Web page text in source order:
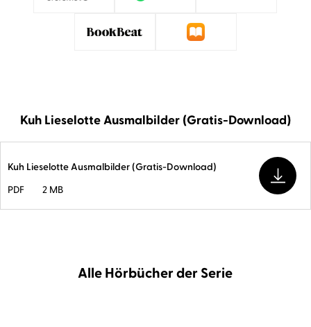
Kuh Lieselotte Ausmalbilder (Gratis-Download)
Kuh Lieselotte Ausmalbilder (Gratis-Download)
PDF
2 MB
Alle Hörbücher der Serie